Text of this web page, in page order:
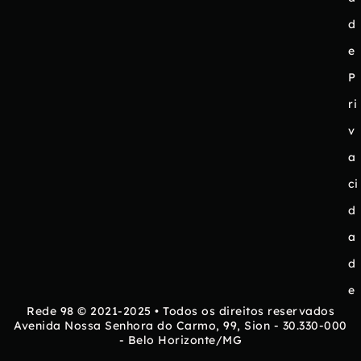
d
e
P
ri
v
a
ci
d
a
d
e
Rede 98 © 2021-2025 • Todos os direitos reservados
Avenida Nossa Senhora do Carmo, 99, Sion - 30.330-000
- Belo Horizonte/MG